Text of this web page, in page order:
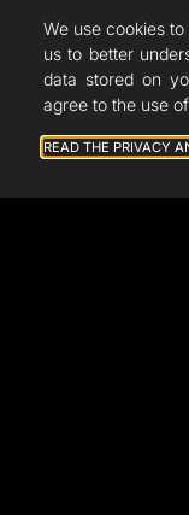
We use cookies
us to better
data stored on
agree to the use
READ THE PRIVACY